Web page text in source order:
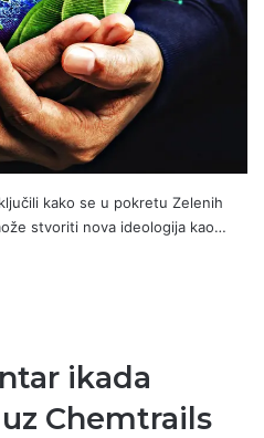
kako se u pokretu Zelenih
stvoriti nova ideologija kao…
ikada
Chemtrails